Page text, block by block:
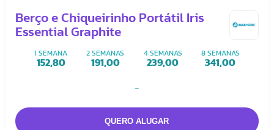
Berço e Chiqueirinho Portátil Iris
Essential Graphite
1 SEMANA
152,80
2 SEMANAS
191,00
4 SEMANAS
239,00
8 SEMANAS
341,00
-